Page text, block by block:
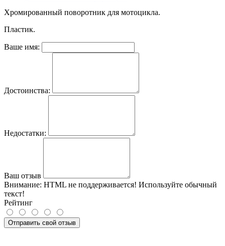
Хромированный поворотник для мотоцикла.
Пластик.
Ваше имя:
Достоинства:
Недостатки:
Ваш отзыв
Внимание: HTML не поддерживается! Используйте обычный
текст!
Рейтинг
Отправить свой отзыв